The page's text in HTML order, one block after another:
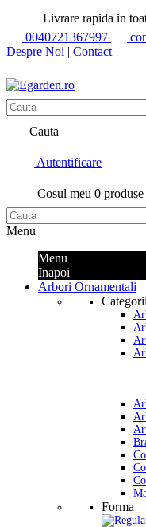
Livrare rapida in
0040721367997
Despre Noi | Contact
Cauta
Autentificare
Cosul meu 0
Menu
Menu
Inapoi
Arbori Ornamentali
Forma